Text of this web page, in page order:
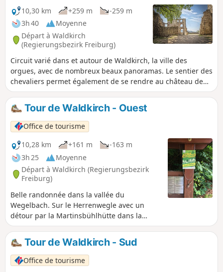
10,30 km
+259 m
-259 m
3h 40
Moyenne
Départ à Waldkirch
(Regierungsbezirk Freiburg)
Circuit varié dans et autour de Waldkirch, la ville des
orgues, avec de nombreux beaux panoramas. Le sentier des
chevaliers permet également de se rendre au château de
Kastelburg.
Tour de Waldkirch - Ouest
Office de tourisme
10,28 km
+161 m
-163 m
3h 25
Moyenne
Départ à Waldkirch (Regierungsbezirk
Freiburg)
Belle randonnée dans la vallée du
Wegelbach. Sur le Herrenwegle avec un
détour par la Martinsbühlhütte dans la
vallée de Suggental. Le long de l'Elz,
l'itinéraire va jusqu'au pont Galgenbrücke,
puis on longe le lac Stadtrainsee pour
revenir à la place du marché.
Tour de Waldkirch - Sud
Office de tourisme